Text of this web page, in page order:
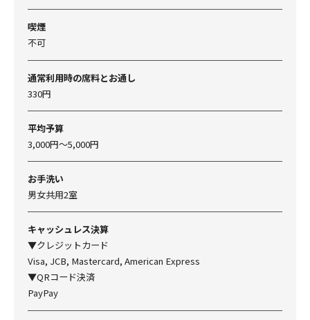
喫煙
不可
通常利用時の席料とお通し
330円
平均予算
3,000円～5,000円
お手洗い
男女共用2室
キャッシュレス決算
▼クレジットカード
Visa, JCB, Mastercard, American Express
▼QRコード決済
PayPay